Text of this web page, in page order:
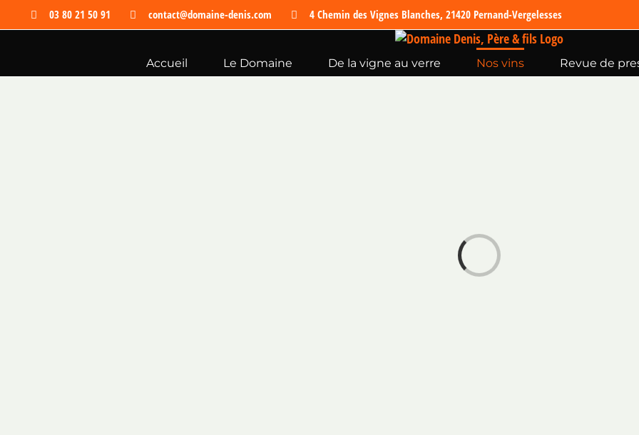
au
03 80 21 50 91 contact@domaine-denis.com 4 Chemin des Vignes Blanches, 21420 Pernand-Vergelesses
Accueil Le Domaine De la vigne au verre Nos vins Revue de
Chargement…